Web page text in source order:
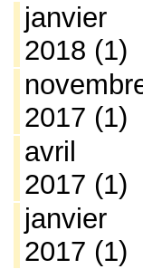
janvier
2018 (1)
2017 (1)
avril
2017 (1)
janvier
2017 (1)